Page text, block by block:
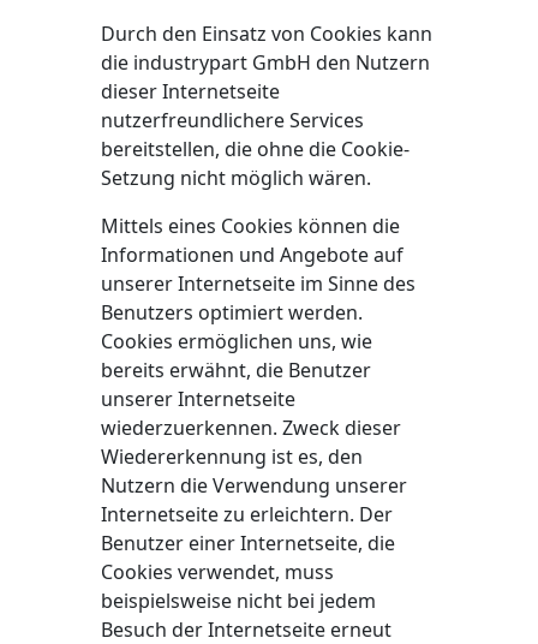
Durch den Einsatz von Cookies kann
die industrypart GmbH den Nutzern
dieser Internetseite
nutzerfreundlichere Services
bereitstellen, die ohne die Cookie-
Setzung nicht möglich wären.
Mittels eines Cookies können die
Informationen und Angebote auf
unserer Internetseite im Sinne des
Benutzers optimiert werden.
Cookies ermöglichen uns, wie
bereits erwähnt, die Benutzer
unserer Internetseite
wiederzuerkennen. Zweck dieser
Wiedererkennung ist es, den
Nutzern die Verwendung unserer
Internetseite zu erleichtern. Der
Benutzer einer Internetseite, die
Cookies verwendet, muss
beispielsweise nicht bei jedem
Besuch der Internetseite erneut